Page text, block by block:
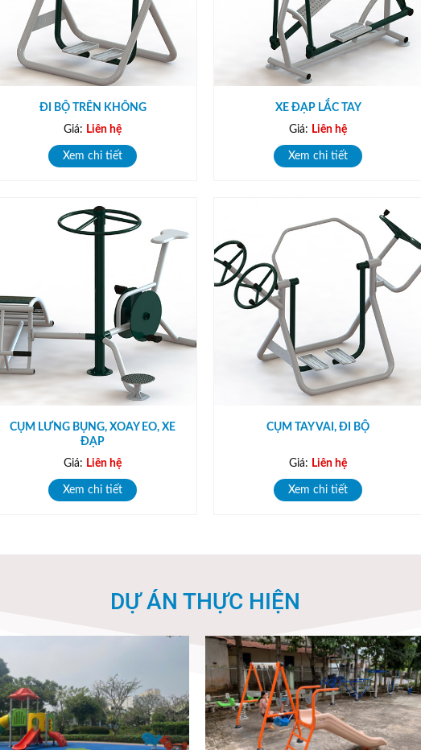
ĐI BỘ TRÊN KHÔNG
Giá: Liên hệ
Xem chi tiết
XE ĐẠP LẮC TAY
Giá: Liên hệ
Xem chi tiết
CỤM LƯNG BỤNG, XOAY EO, XE
ĐẠP
Giá: Liên hệ
Xem chi tiết
CỤM TAY VAI, ĐI BỘ
Giá: Liên hệ
Xem chi tiết
DỰ ÁN THỰC HIỆN